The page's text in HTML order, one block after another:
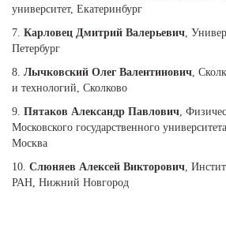
университет, Екатеринбург
7. Карловец Дмитрий Валерьевич,
Петербург
8. Лычковский Олег Валентинович,
и технологий, Сколково
9. Пятаков Александр Павлович,
Московского государственного
Москва
10. Слюняев Алексей Викторович,
РАН, Нижний Новгород